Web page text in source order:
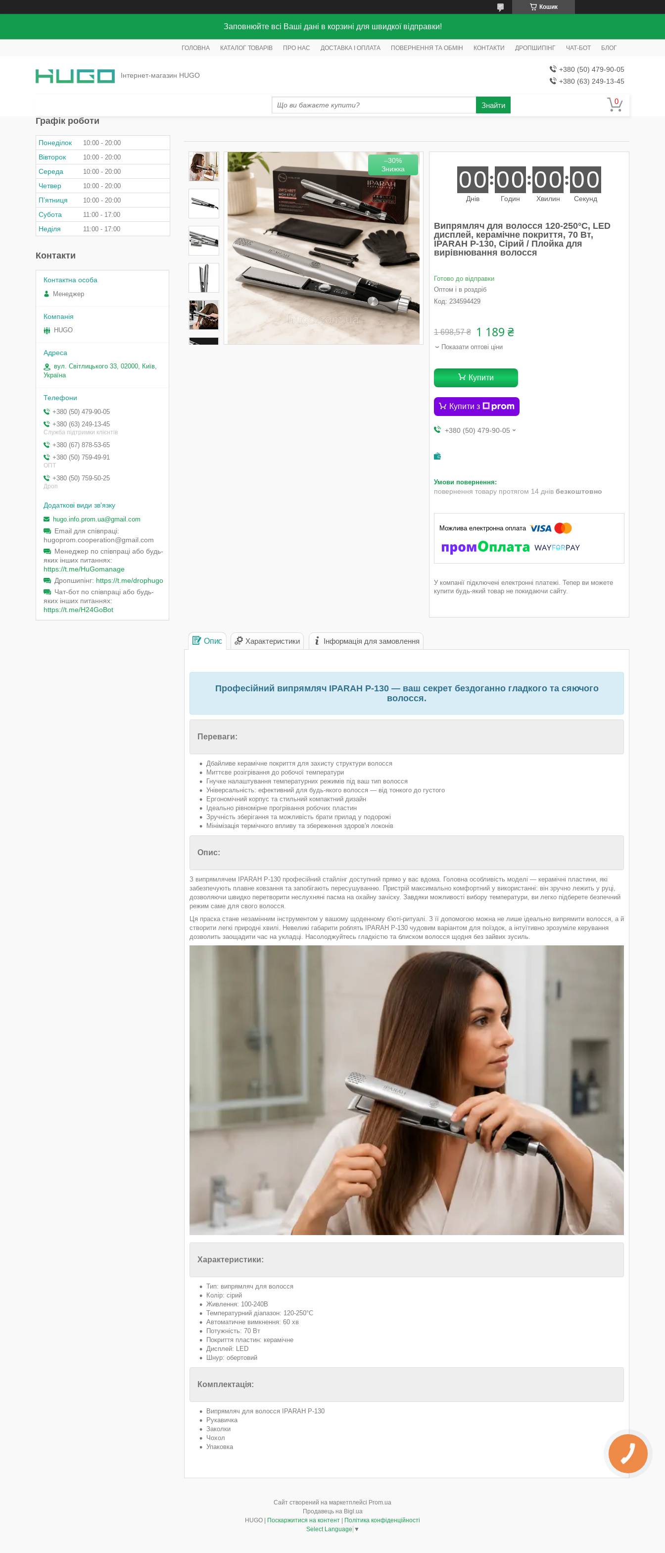
Кошик
Заповнюйте всі Ваші дані в корзині для швидкої відправки!
ГОЛОВНА КАТАЛОГ ТОВАРІВ ПРО НАС ДОСТАВКА І ОПЛАТА ПОВЕРНЕННЯ ТА ОБМІН КОНТАКТИ ДРОПШИПІНГ ЧАТ-БОТ БЛОГ
Інтернет-магазин HUGO
+380 (50) 479-90-05
+380 (63) 249-13-45
Знайти
–30%
00
Днів
00
Годин
00
Хвилин
00
Секунд
Випрямляч для волосся 120-250°C, LED
дисплей, керамічне покриття, 70 Вт,
IPARAH P-130, Сірий / Плойка для
вирівнювання волосся
Готово до відправки
Оптом і в роздріб
Код: 234594429
1 698,57 ₴ 1 189 ₴
Показати оптові ціни
Купити
Купити з
+380 (50) 479-90-05
повернення товару протягом 14 днів безкоштовно
У компанії підключені електронні платежі. Тепер ви можете
купити будь-який товар не покидаючи сайту.
Опис Характеристики Інформація для замовлення
Професійний випрямляч IPARAH P-130 — ваш секрет бездоганно гладкого та сяючого
волосся.
Переваги:
Дбайливе керамічне покриття для захисту структури волосся
Миттєве розігрівання до робочої температури
Гнучке налаштування температурних режимів під ваш тип волосся
Універсальність: ефективний для будь-якого волосся — від тонкого до густого
Ергономічний корпус та стильний компактний дизайн
Ідеально рівномірне прогрівання робочих пластин
Зручність зберігання та можливість брати прилад у подорожі
Мінімізація термічного впливу та збереження здоров'я локонів
Опис:
З випрямлячем IPARAH P-130 професійний стайлінг доступний прямо у вас вдома. Головна особливість моделі — керамічні пластини, які
забезпечують плавне ковзання та запобігають пересушуванню. Пристрій максимально комфортний у використанні: він зручно лежить у руці,
дозволяючи швидко перетворити неслухняні пасма на охайну зачіску. Завдяки можливості вибору температури, ви легко підберете безпечний
режим саме для свого волосся.
Ця праска стане незамінним інструментом у вашому щоденному б'юті-ритуалі. З її допомогою можна не лише ідеально випрямити волосся, а й
створити легкі природні хвилі. Невеликі габарити роблять IPARAH P-130 чудовим варіантом для поїздок, а інтуїтивно зрозуміле керування
дозволить заощадити час на укладці. Насолоджуйтесь гладкістю та блиском волосся щодня без зайвих зусиль.
Характеристики:
Тип: випрямляч для волосся
Колір: сірий
Живлення: 100-240В
Температурний діапазон: 120-250°C
Автоматичне вимкнення: 60 хв
Потужність: 70 Вт
Покриття пластин: керамічне
Дисплей: LED
Шнур: обертовий
Комплектація:
Випрямляч для волосся IPARAH P-130
Рукавичка
Заколки
Чохол
Упаковка
Графік роботи
Понеділок 10:00 20:00
Вівторок 10:00 20:00
Середа 10:00 20:00
Четвер 10:00 20:00
Пʼятниця 10:00 20:00
Субота 11:00 17:00
Неділя 11:00 17:00
Контакти
Менеджер
HUGO
вул. Світлицького 33, 02000, Київ,
Україна
+380 (50) 479-90-05
+380 (63) 249-13-45
Служба підтримки клієнтів
+380 (67) 878-53-65
+380 (50) 759-49-91
ОПТ
+380 (50) 759-50-25
Дроп
hugo.info.prom.ua@gmail.com
Email для співпраці
hugoprom.cooperation@gmail.com
Менеджер по співпраці або будь-
яких інших питаннях
https://t.me/HuGomanage
Дропшипінг https://t.me/drophugo
Чат-бот по співпраці або будь-
яких інших питаннях
https://t.me/H24GoBot
Сайт створений на маркетплейсі Prom.ua
Продавець на Bigl.ua
HUGO | Поскаржитися на контент | Політика конфіденційності
Select Language ▼